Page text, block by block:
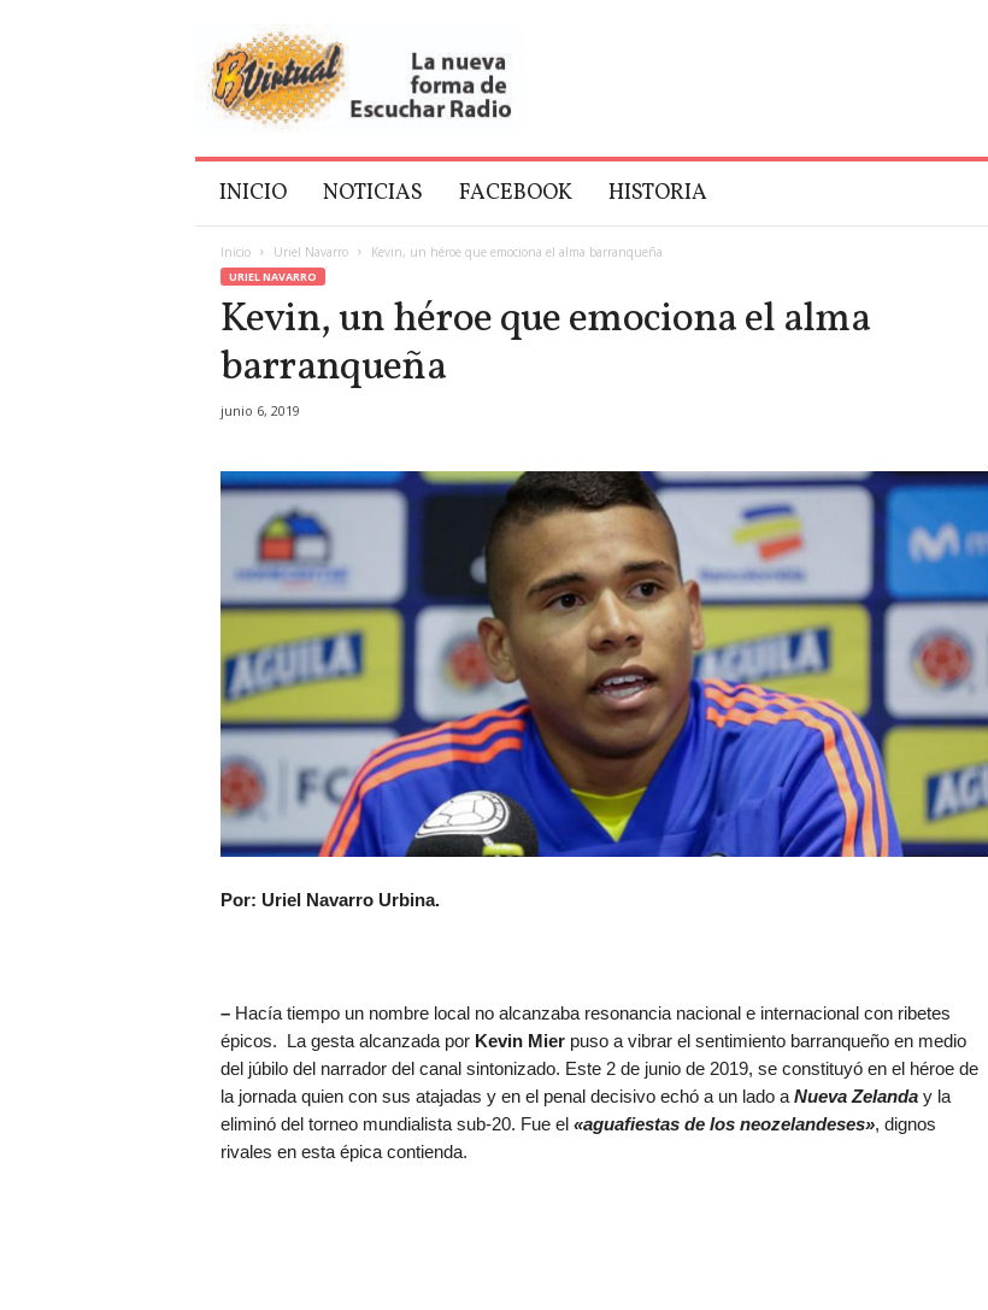
INICIO NOTICIAS FACEBOOK HISTORIA
Inicio Uriel Navarro Kevin, un héroe que emociona el alma barranqueña
URIEL NAVARRO
Kevin, un héroe que emociona el alma
barranqueña
junio 6, 2019
Por: Uriel Navarro Urbina.
– Hacía tiempo un nombre local no alcanzaba resonancia nacional e internacional con ribetes
épicos. La gesta alcanzada por Kevin Mierpuso a vibrar el sentimiento barranqueño en medio
del júbilo del narrador del canal sintonizado. Este 2 de junio de 2019, se constituyó en el héroe de
la jornada quien con sus atajadas y en el penal decisivo echó a un lado a Nueva Zelanday la
eliminó del torneo mundialista sub-20. Fue el «aguafiestas de los neozelandeses», dignos
rivales en esta épica contienda.